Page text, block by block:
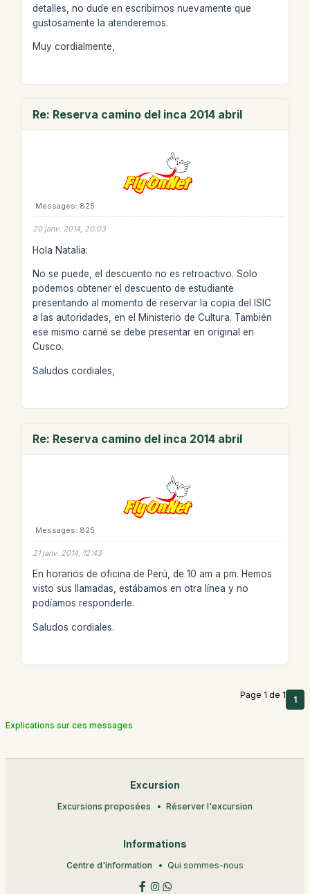
detalles, no dude en escribirnos nuevamente que
gustosamente la atenderemos.
Muy cordialmente,
Re: Reserva camino del inca 2014 abril
Messages: 825
20 janv. 2014, 20:03
Hola Natalia:
No se puede, el descuento no es retroactivo. Solo
podemos obtener el descuento de estudiante
presentando al momento de reservar la copia del ISIC
a las autoridades, en el Ministerio de Cultura. También
ese mismo carné se debe presentar en original en
Cusco.
Saludos cordiales,
Re: Reserva camino del inca 2014 abril
Messages: 825
21 janv. 2014, 12:43
En horarios de oficina de Perú, de 10 am a pm. Hemos
visto sus llamadas, estábamos en otra línea y no
podíamos responderle.
Saludos cordiales.
Page 1 de 1 1
Explications sur ces messages
Excursion
Excursions proposées Réserver l'excursion
Informations
Centre d'information Qui sommes-nous